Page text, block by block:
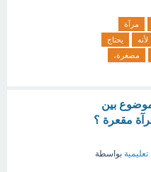
مرآة
لأنه
يحتاج
مصغرة،
بين
مقعرة ؟
تعليمية بواسطة